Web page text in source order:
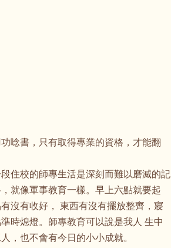
唸書，只有取得專業的資格，才能翻
住校的師專生活是深刻而難以磨滅的記
就像軍事教育一樣。早上六點就要起
沒有收好， 東西有沒有擺放整齊，寢
時熄燈。師專教育可以說是我人 生中
，也不會有今日的小小成就。